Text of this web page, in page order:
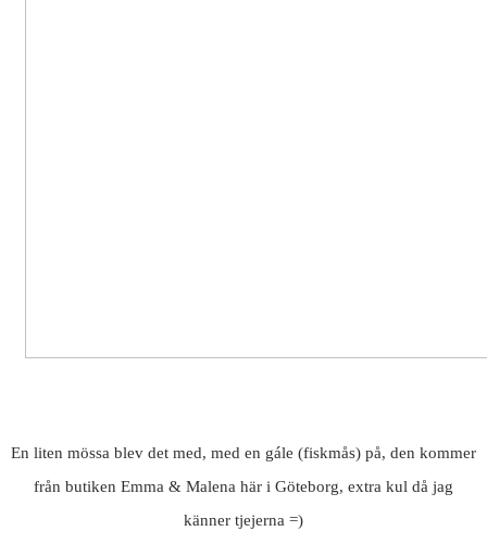
En liten mössa blev det med, med en gále (fiskmås) på, den kommer
från butiken Emma & Malena här i Göteborg, extra kul då jag
känner tjejerna =)